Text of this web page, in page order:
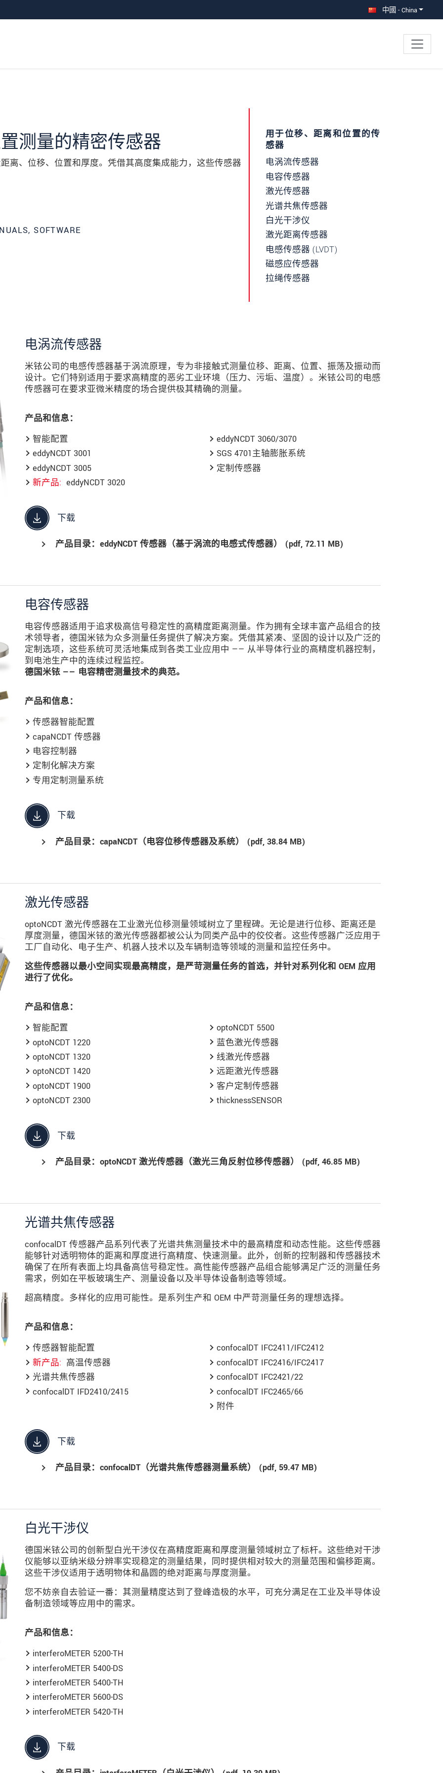
中國 - China
测量的精密传感器
离、位移、位置和厚度。凭借其高度集成能力，这些传感器
SOFTWARE
用于位移、距离和位置的传
感器
电涡流传感器
电容传感器
激光传感器
光谱共焦传感器
白光干涉仪
激光距离传感器
电感传感器 (LVDT)
磁感应传感器
拉绳传感器
电涡流传感器
米铱公司的电感传感器基于涡流原理，专为非接触式测量位移、距离、位置、振荡及振动而
设计。它们特别适用于要求高精度的恶劣工业环境（压力、污垢、温度）。米铱公司的电感
传感器可在要求亚微米精度的场合提供极其精确的测量。
产品和信息：
智能配置
eddyNCDT 3001
eddyNCDT 3005
新产品
eddyNCDT 3020
eddyNCDT 3060/3070
SGS 4701主轴膨胀系统
定制传感器
下载
产品目录：eddyNCDT 传感器（基于涡流的电感式传感器） (pdf, 72.11 MB)
电容传感器
电容传感器适用于追求极高信号稳定性的高精度距离测量。作为拥有全球丰富产品组合的技
术领导者，德国米铱为众多测量任务提供了解决方案。凭借其紧凑、坚固的设计以及广泛的
定制选项，这些系统可灵活地集成到各类工业应用中 —— 从半导体行业的高精度机器控制，
到电池生产中的连续过程监控。
德国米铱 —— 电容精密测量技术的典范。
产品和信息：
传感器智能配置
capaNCDT 传感器
电容控制器
定制化解决方案
专用定制测量系统
下载
产品目录：capaNCDT（电容位移传感器及系统） (pdf, 38.84 MB)
激光传感器
optoNCDT 激光传感器在工业激光位移测量领域树立了里程碑。无论是进行位移、距离还是
厚度测量，德国米铱的激光传感器都被公认为同类产品中的佼佼者。这些传感器广泛应用于
工厂自动化、电子生产、机器人技术以及车辆制造等领域的测量和监控任务中。
这些传感器以最小空间实现最高精度，是严苛测量任务的首选，并针对系列化和 OEM 应用
进行了优化。
产品和信息：
智能配置
optoNCDT 1220
optoNCDT 1320
optoNCDT 1420
optoNCDT 1900
optoNCDT 2300
optoNCDT 5500
蓝色激光传感器
线激光传感器
远距激光传感器
客户定制传感器
thicknessSENSOR
下载
产品目录：optoNCDT 激光传感器（激光三角反射位移传感器） (pdf, 46.85 MB)
光谱共焦传感器
confocalDT 传感器产品系列代表了光谱共焦测量技术中的最高精度和动态性能。这些传感器
能够针对透明物体的距离和厚度进行高精度、快速测量。此外，创新的控制器和传感器技术
确保了在所有表面上均具备高信号稳定性。高性能传感器产品组合能够满足广泛的测量任务
需求，例如在平板玻璃生产、测量设备以及半导体设备制造等领域。
超高精度。多样化的应用可能性。是系列生产和 OEM 中严苛测量任务的理想选择。
产品和信息：
传感器智能配置
新产品
高温传感器
光谱共焦传感器
confocalDT IFD2410/2415
confocalDT IFC2411/IFC2412
confocalDT IFC2416/IFC2417
confocalDT IFC2421/22
confocalDT IFC2465/66
附件
下载
产品目录：confocalDT（光谱共焦传感器测量系统） (pdf, 59.47 MB)
白光干涉仪
德国米铱公司的创新型白光干涉仪在高精度距离和厚度测量领域树立了标杆。这些绝对干涉
仪能够以亚纳米级分辨率实现稳定的测量结果，同时提供相对较大的测量范围和偏移距离。
这些干涉仪适用于透明物体和晶圆的绝对距离与厚度测量。
您不妨亲自去验证一番：其测量精度达到了登峰造极的水平，可充分满足在工业及半导体设
备制造领域等应用中的需求。
产品和信息：
interferoMETER 5200-TH
interferoMETER 5400-DS
interferoMETER 5400-TH
interferoMETER 5600-DS
interferoMETER 5420-TH
下载
据隐私声明。